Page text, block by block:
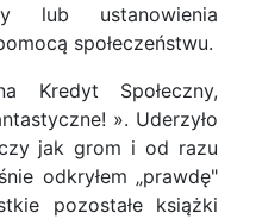
lub ustanowienia
społeczeństwu.
Kredyt Społeczny,
». Uderzyło
jak grom i od razu
odkryłem „prawdę"
pozostałe książki